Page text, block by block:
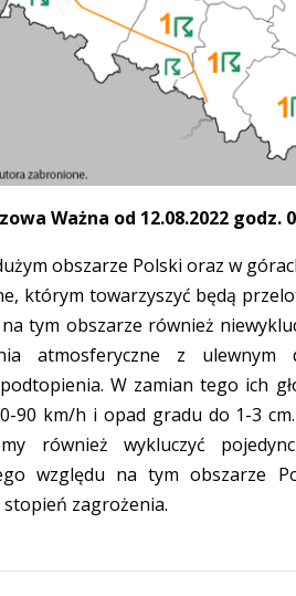
Ważna od 12.08.2022 godz.
obszarze Polski oraz w
którym towarzyszyć będą
tym obszarze również
atmosferyczne z
W zamian tego ich
90 km/h i opad gradu do 1-3
również wykluczyć
względu na tym obszarze
zagrożenia.